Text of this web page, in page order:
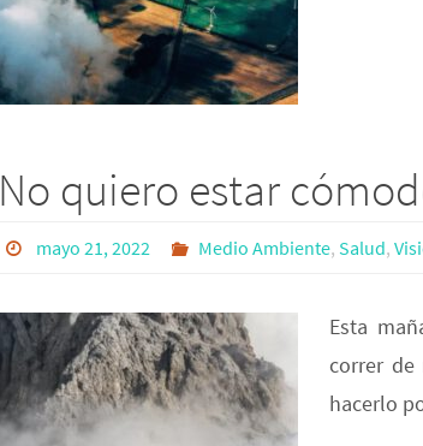
No quiero estar
mayo 21, 2022 Medio Ambiente, Salud,
Esta
correr de
hacerlo